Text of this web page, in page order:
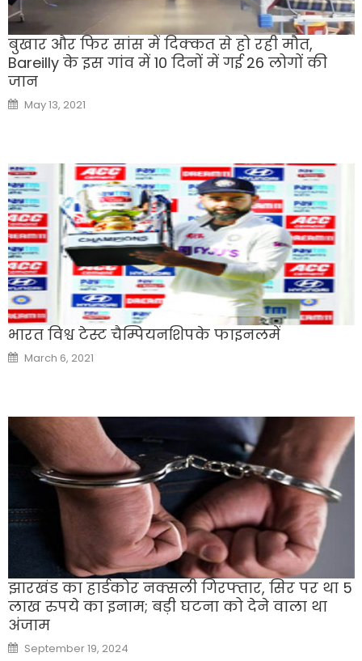
बुखार और फिर सांस में दिक्कत से हो रही मौत,
Bareilly के इस गांव में 10 दिनों में गई 26 लोगों की
जान
Posted
on
May 13, 2021
भारत विश्व टेस्ट चैम्पियनशिपके फाइनलमें
Posted
on
March 6, 2021
झारखंड का हार्डकोर नक्सली गिरफ्तार, सिर पर था 5
लाख रुपये का इनाम; बड़ी घटना को देने वाला था
अंजाम
Posted
on
September 19, 2024